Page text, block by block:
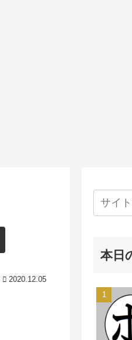
2020.12.05
本日